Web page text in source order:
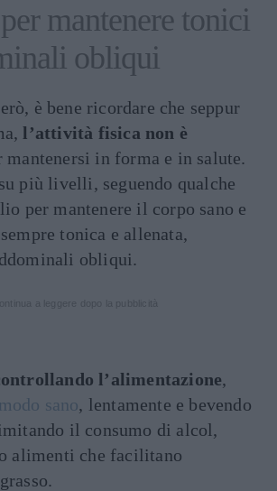
mantenere tonici
obliqui
è bene ricordare che seppur
l’attività fisica non è
mantenersi in forma e in salute.
più livelli, seguendo qualche
per mantenere il corpo sano e
tonica e allenata,
obliqui.
l’alimentazione,
sano, lentamente e bevendo
il consumo di alcol,
alimenti che facilitano